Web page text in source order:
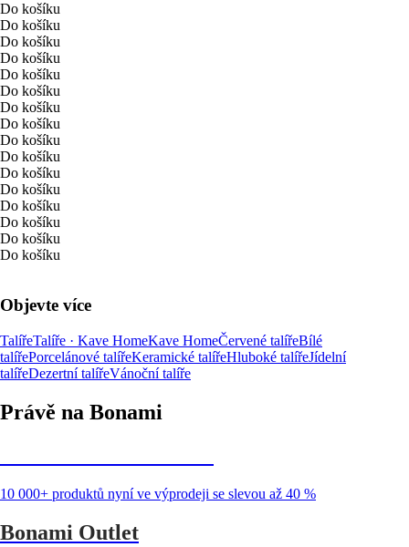
Do košíku
Do košíku
Do košíku
Do košíku
Do košíku
Do košíku
Do košíku
Do košíku
Do košíku
Do košíku
Do košíku
Do košíku
Do košíku
Do košíku
Do košíku
Do košíku
Objevte více
TalířeTalíře · Kave HomeKave HomeČervené talířeBílé
talířePorcelánové talířeKeramické talířeHluboké talířeJídelní
talířeDezertní talířeVánoční talíře
Právě na Bonami
10 000+ produktů nyní ve výprodeji se slevou až 40 %
Bonami Outlet